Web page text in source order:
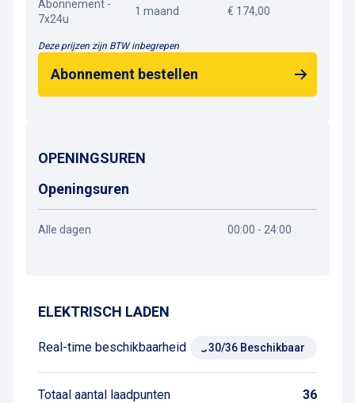
Abonnement -
7x24u
1 maand € 174,00
Deze prijzen zijn BTW inbegrepen
Abonnement bestellen
OPENINGSUREN
Openingsuren
Alle dagen 00:00 - 24:00
ELEKTRISCH LADEN
Real-time beschikbaarheid 30/36 Beschikbaar
Totaal aantal laadpunten 36